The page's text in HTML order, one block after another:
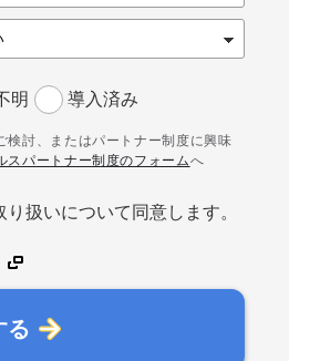
明 導入済み
討、またはパートナー制度に興味
スパートナー制度のフォームへ
扱いについて同意します。
る